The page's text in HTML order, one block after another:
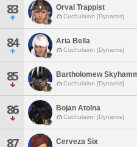
83 Orval Trappist
Cuchulainn [Dynamis]
84 Aria Bella
Cuchulainn [Dynamis]
85 Bartholomew
Cuchulainn [Dynamis]
86 Bojan Atolna
Cuchulainn [Dynamis]
87 Cerveza Six